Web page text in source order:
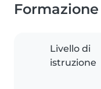
Livello di
istruzione